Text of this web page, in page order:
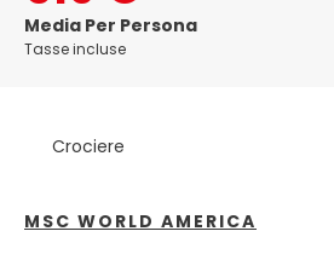
Media Per Persona
Tasse incluse
Crociere
MSC WORLD AMERICA
Santos Guardiola a est e Roatán,
Cochinos, più a sud a ovest. La città
chiamata Helene, o Santa Elena in
sono diverse baie , tra cui Stamp